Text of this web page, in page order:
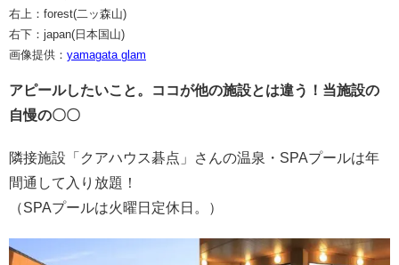
右上：forest(二ッ森山)
右下：japan(日本国山)
画像提供： yamagata glam
アピールしたいこと。ココが他の施設とは違う！当施設の
自慢の〇〇
隣接施設「クアハウス碁点」さんの温泉・SPAプールは年
間通して入り放題！
（SPAプールは火曜日定休日。）